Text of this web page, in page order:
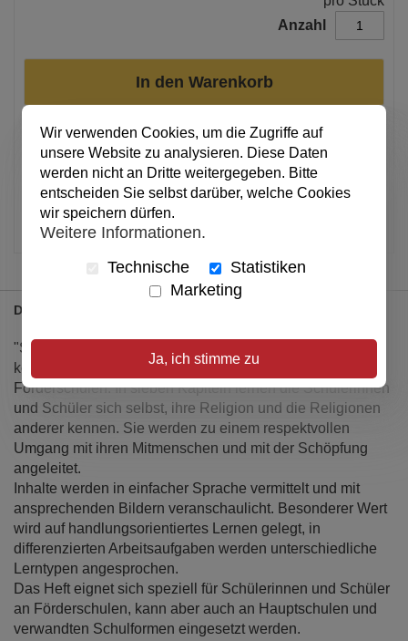
Anzahl
In den Warenkorb
Alle Preise inkl. MwSt.
Details
"Stark in... Religion" ist für grundlegendes Lernniveau
konzipiert und eignet sich speziell für den Unterricht an
Förderschulen. In sieben Kapiteln lernen die Schülerinnen
und Schüler sich selbst, ihre Religion und die Religionen
anderer kennen. Sie werden zu einem respektvollen
Umgang mit ihren Mitmenschen und mit der Schöpfung
angeleitet.
Inhalte werden in einfacher Sprache vermittelt und mit
ansprechenden Bildern veranschaulicht. Besonderer Wert
wird auf handlungsorientiertes Lernen gelegt, in
differenzierten Arbeitsaufgaben werden unterschiedliche
Lerntypen angesprochen.
Das Heft eignet sich speziell für Schülerinnen und Schüler
an Förderschulen, kann aber auch an Hauptschulen und
verwandten Schulformen eingesetzt werden.
Wir verwenden Cookies, um die Zugriffe auf
unsere Website zu analysieren. Diese Daten
werden nicht an Dritte weitergegeben. Bitte
entscheiden Sie selbst darüber, welche Cookies
wir speichern dürfen.
Weitere Informationen.
Technische
Statistiken
Marketing
Ja, ich stimme zu